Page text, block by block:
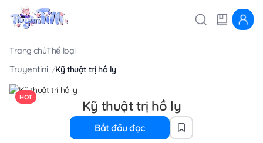
Trang chủThể loại
Truyentini Kỹ thuật trị hồ ly
HOT
Kỹ thuật trị hồ ly
Bắt đầu đọc